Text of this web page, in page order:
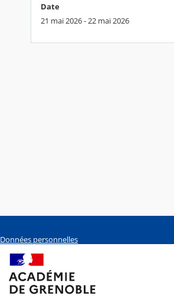
Date
21 mai 2026 - 22 mai 2026
Données personnelles